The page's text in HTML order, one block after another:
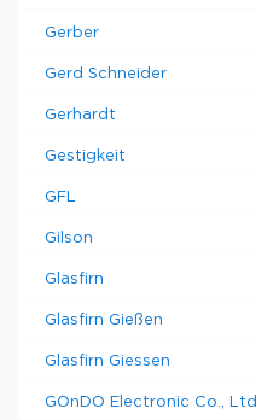
Gerber
Gerd Schneider
Gerhardt
Gestigkeit
GFL
Gilson
Glasfirn
Glasfirn Gießen
Glasfirn Giessen
GOnDO Electronic Co., Ltd.